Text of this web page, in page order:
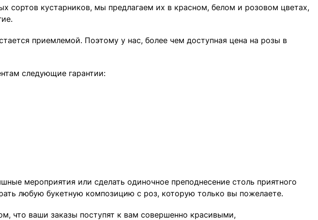
кустарников, мы предлагаем их в красном, белом и розовом цветах,
приемлемой. Поэтому у нас, более чем доступная цена на розы в
следующие гарантии:
мероприятия или сделать одиночное преподнесение столь приятного
любую букетную композицию с роз, которую только вы пожелаете.
что ваши заказы поступят к вам совершенно красивыми,